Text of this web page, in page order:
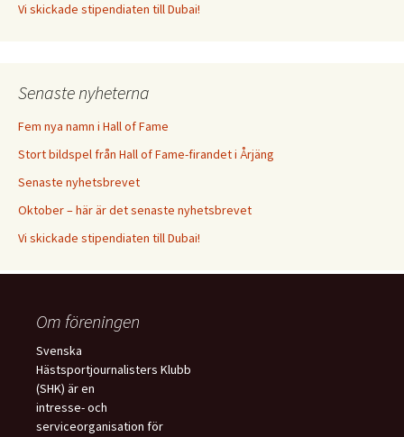
Vi skickade stipendiaten till Dubai!
Senaste nyheterna
Fem nya namn i Hall of Fame
Stort bildspel från Hall of Fame-firandet i Årjäng
Senaste nyhetsbrevet
Oktober – här är det senaste nyhetsbrevet
Vi skickade stipendiaten till Dubai!
Om föreningen
Svenska
Hästsportjournalisters Klubb
(SHK) är en
intresse- och
serviceorganisation för